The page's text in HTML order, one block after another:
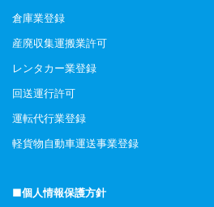
倉庫業登録
産廃収集運搬業許可
レンタカー業登録
回送運行許可
運転代行業登録
軽貨物自動車運送事業登録
■個人情報保護方針